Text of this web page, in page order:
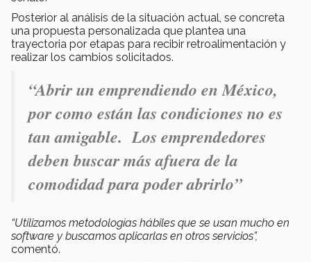
Posterior al análisis de la situación actual, se concreta
una propuesta personalizada que plantea una
trayectoria por etapas para recibir retroalimentación y
realizar los cambios solicitados.
“Abrir un emprendiendo en México,
por como están las condiciones no es
tan amigable. Los emprendedores
deben buscar más afuera de la
comodidad para poder abrirlo”
“Utilizamos metodologías hábiles que se usan mucho en
software y buscamos aplicarlas en otros servicios”,
comentó.